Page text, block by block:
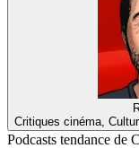
Critiques cinéma,
Podcasts tendance de